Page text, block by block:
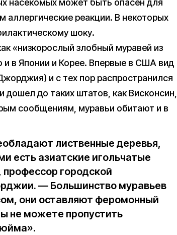
насекомых может быть опасен для
аллергические реакции. В некоторых
шоку.
«низкорослый злобный муравей из
и в Японии и Корее. Впервые в США вид
и с тех пор распространился
до таких штатов, как Висконсин,
сообщениям, муравьи обитают и в
лиственные деревья,
есть азиатские игольчатые
городской
— Большинство муравьев
они оставляют феромонный
не можете пропустить